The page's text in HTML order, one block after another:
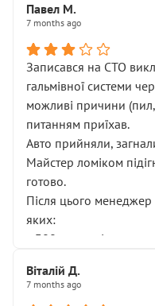
Павел М.
7 months ago
Записався на СТО
гальмівної системи
можливі причини
питанням приїхав.
Авто прийняли,
Майстер ломіком
готово.
Після цього
яких:
• 300 грн —
НЕ погоджував
Віталій Д.
7 months ago